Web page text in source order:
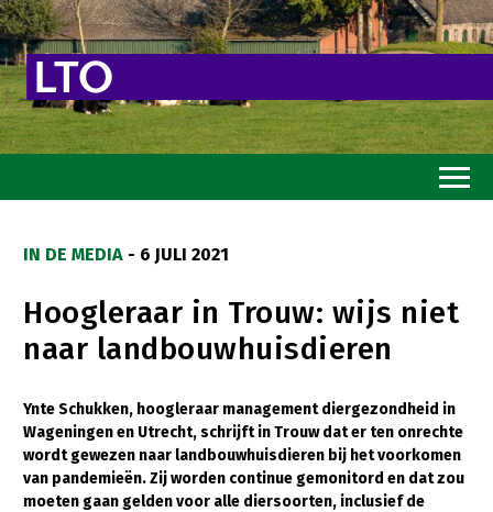
Goed eten
Mooi groen
Sterk ondernemerschap
Transitiepaden
Thema’s
IN DE MEDIA - 6 JULI 2021
Hoogleraar in Trouw: wijs niet
naar landbouwhuisdieren
Ynte Schukken, hoogleraar management diergezondheid in
Wageningen en Utrecht, schrijft in Trouw dat er ten onrechte
wordt gewezen naar landbouwhuisdieren bij het voorkomen
van pandemieën. Zij worden continue gemonitord en dat zou
moeten gaan gelden voor alle diersoorten, inclusief de